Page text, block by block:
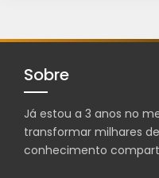
Sobre
Já estou a 3 anos no
transformar milhares
conhecimento